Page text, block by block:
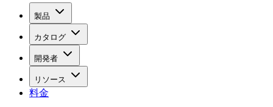
製品
カタログ
開発者
リソース
料金